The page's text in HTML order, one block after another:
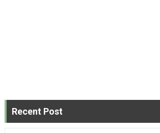
Recent Post